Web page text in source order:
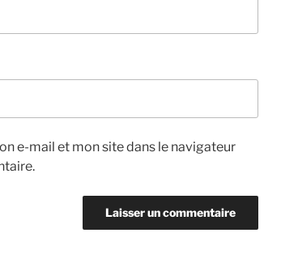
e-mail et mon site dans le navigateur